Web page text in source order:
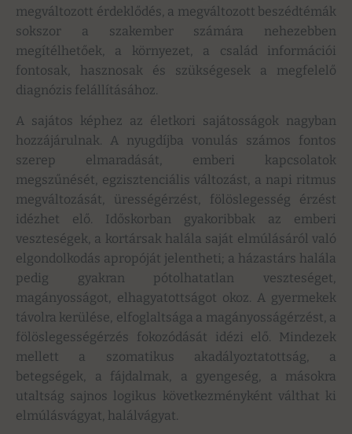
megváltozott érdeklődés, a megváltozott beszédtémák
sokszor a szakember számára nehezebben
megítélhetőek, a környezet, a család információi
fontosak, hasznosak és szükségesek a megfelelő
diagnózis felállításához.
A sajátos képhez az életkori sajátosságok nagyban
hozzájárulnak. A nyugdíjba vonulás számos fontos
szerep elmaradását, emberi kapcsolatok
megszűnését, egzisztenciális változást, a napi ritmus
megváltozását, ürességérzést, fölöslegesség érzést
idézhet elő. Időskorban gyakoribbak az emberi
veszteségek, a kortársak halála saját elmúlásáról való
elgondolkodás apropóját jelentheti; a házastárs halála
pedig gyakran pótolhatatlan veszteséget,
magányosságot, elhagyatottságot okoz. A gyermekek
távolra kerülése, elfoglaltsága a magányosságérzést, a
fölöslegességérzés fokozódását idézi elő. Mindezek
mellett a szomatikus akadályoztatottság, a
betegségek, a fájdalmak, a gyengeség, a másokra
utaltság sajnos logikus következményként válthat ki
elmúlásvágyat, halálvágyat.